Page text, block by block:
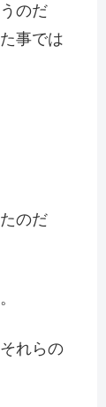
のだ
事では
のだ
れらの